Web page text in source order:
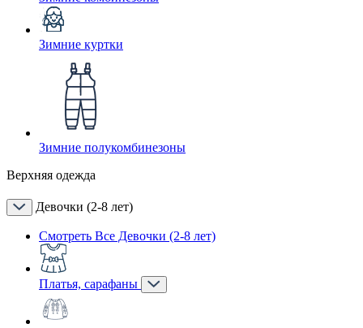
Зимние куртки
Зимние полукомбинезоны
Верхняя одежда
Девочки (2-8 лет)
Смотреть Все Девочки (2-8 лет)
Платья, сарафаны